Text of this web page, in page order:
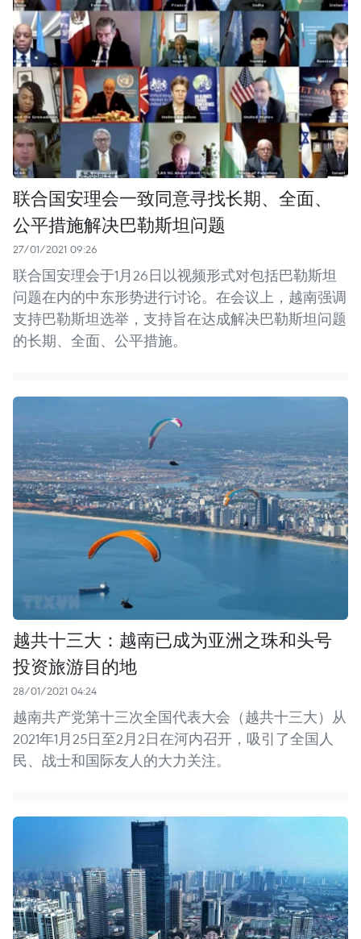
联合国安理会一致同意寻找长期、全面、
公平措施解决巴勒斯坦问题
27/01/2021 09:26
联合国安理会于1月26日以视频形式对包括巴勒斯坦
问题在内的中东形势进行讨论。在会议上，越南强调
支持巴勒斯坦选举，支持旨在达成解决巴勒斯坦问题
的长期、全面、公平措施。
越共十三大：越南已成为亚洲之珠和头号
投资旅游目的地
28/01/2021 04:24
越南共产党第十三次全国代表大会（越共十三大）从
2021年1月25日至2月2日在河内召开，吸引了全国人
民、战士和国际友人的大力关注。